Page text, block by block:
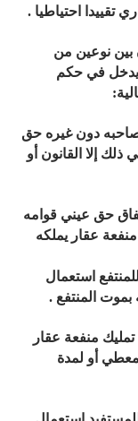
تقييدا احتياطيا .
القانون بين نوعين من
ويدخل في حكم
دون غيره حق
ذلك إلا القانون أو
حق عيني قوامه
عقار يملكه
استعمال
بموت المنتفع .
منفعة عقار
أو لمدة